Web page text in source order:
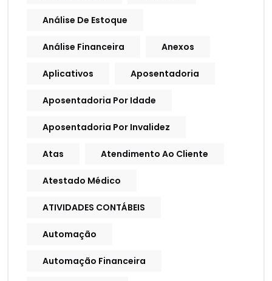
Análise De Estoque
Análise Financeira Anexos
Aplicativos Aposentadoria
Aposentadoria Por Idade
Aposentadoria Por Invalidez
Atas Atendimento Ao Cliente
Atestado Médico
ATIVIDADES CONTÁBEIS
Automação
Automação Financeira